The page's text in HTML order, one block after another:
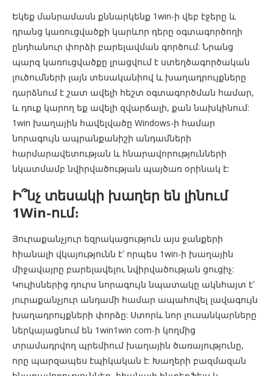
Եկեք մանրամասն քննարկենք 1win-ի վեբ էջերը և
դրանց կառուցվածքի կարևոր դերը օգտագործողի
ընդհանուր փորձի բարելավման գործում: Նրանց
պարզ կառուցվածքը լրացվում է ստեղծագործական
լուծումների լայն տեսականիով և խաղադրույքները
դարձնում է շատ ավելի հեշտ օգտագործման համար,
և դուք կարող եք ավելի զվարճալի, քան նախկինում:
1win խաղային հավելվածը Windows-ի համար
նորագույն ապրանքանիշի անդամների
հարմարավետության և հնարավորությունների
նկատմամբ նվիրվածության պայծառ օրինակ է:
Ի՞նչ տեսակի խաղեր են լինում
1Win-ում։
Յուրաքանչյուր եզրակացություն այս ջանքերի
հիանալի վկայությունն է՝ որպես 1win-ի խաղային
միջավայրը բարելավելու նվիրվածության ցուցիչ:
Կուլիսներից դուրս նորագույն նպատակը ակնհայտ է՝
յուրաքանչյուր անդամի համար ապահովել լավագույն
խաղադրույքների փորձը: Ստորև նոր լուսանկարները
ներկայացնում են 1win1win com-ի կողմից
տրամադրվող պրեմիում խաղային ծառայությունը,
որը պարզապես էպիկական է: Խաղերի բազմազան